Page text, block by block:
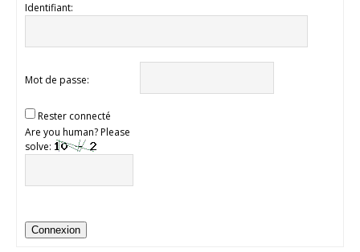
Identifiant:
Mot de passe:
Rester connecté
Are you human? Please
solve:
Connexion